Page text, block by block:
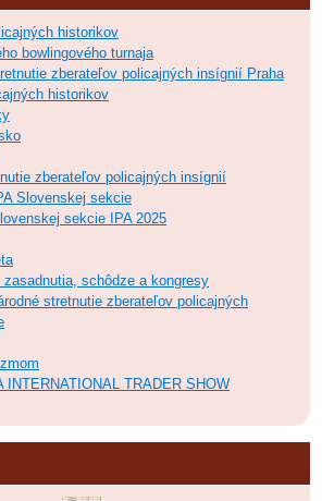
historikov
bowlingového turnaja
zberateľov policajných insígnií Praha
historikov
zberateľov policajných insígnií
Slovenskej sekcie
sekcie IPA 2025
schôdze a kongresy
stretnutie zberateľov policajných
INTERNATIONAL TRADER SHOW